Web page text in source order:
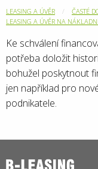
LEASING A ÚVĚR
ČASTÉ
LEASING A ÚVĚR NA
Ke schválení
potřeba doložit
bohužel poskytnout
jen například pro
podnikatele.